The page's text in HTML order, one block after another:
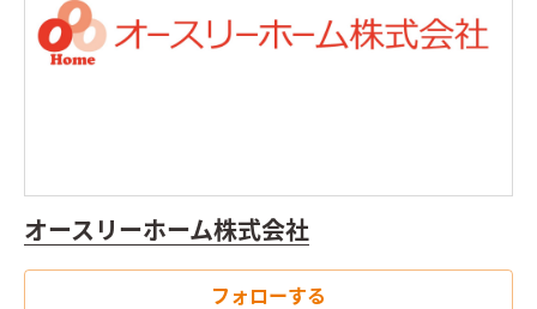
オースリーホーム株式会社
フォローする